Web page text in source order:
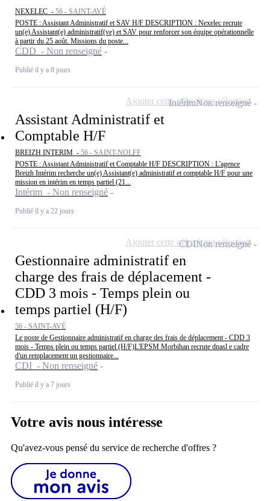
NEXELEC - 56 - SAINT-AVÉ
POSTE : Assistant Administratif et SAV H/F DESCRIPTION : Nexelec recrute
un(e) Assistant(e) administratif(ve) et SAV pour renforcer son équipe opérationnelle
à partir du 25 août. Missions du poste...
CDD - Non renseigné
Publié il y a 8 jours
Assistant Administratif et
Comptable H/F
BREIZH INTERIM - 56 - SAINT-NOLFF
POSTE : Assistant Administratif et Comptable H/F DESCRIPTION : L'agence
Breizh Intérim recherche un(e) Assistant(e) administratif et comptable H/F pour une
mission en intérim en temps partiel (21...
Intérim - Non renseigné
Publié il y a 22 jours
IntérimNon renseigné
Ajouter cette offre à ma sélection
Gestionnaire administratif en
charge des frais de déplacement -
CDD 3 mois - Temps plein ou
temps partiel (H/F)
56 - SAINT-AVÉ
Le poste de Gestionnaire administratif en charge des frais de déplacement - CDD 3
mois - Temps plein ou temps partiel (H/F)L'EPSM Morbihan recrute dnasl e cadre
d'un remplacement un gestionnaire...
CDI - Non renseigné
Publié il y a 7 jours
CDINon renseigné
Ajouter cette offre à ma sélection
Votre avis nous intéresse
Qu'avez-vous pensé du service de recherche d'offres ?